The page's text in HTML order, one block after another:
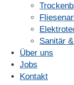
Sanitär
Über uns
Jobs
Kontakt